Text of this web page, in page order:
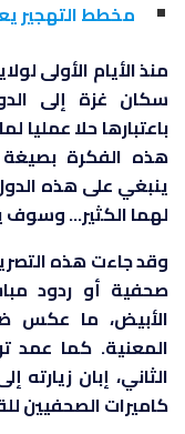
مخطط التهجير
منذ الأيام الأولى
سكان غزة إلى
باعتبارها حلا عمليا
هذه الفكرة بصيغة
ينبغي على هذه
لهما الكثير… وسوف
وقد جاءت هذه
صحفية أو ردود
الأبيض، ما عكس
المعنية. كما عمد
الثاني، إبان
كاميرات الصحفيين